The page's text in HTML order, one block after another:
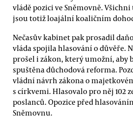
vládě pozici ve Sněmovně.
jsou totiž loajální koaličním
Nečasův kabinet pak prosadil
vláda spojila hlasování o důvěře.
prošel i zákon, který umožní, aby
spuštěna důchodová reforma.
vládní návrh zákona o
s církvemi. Hlasovalo pro něj 102
poslanců. Opozice před
Sněmovnu.